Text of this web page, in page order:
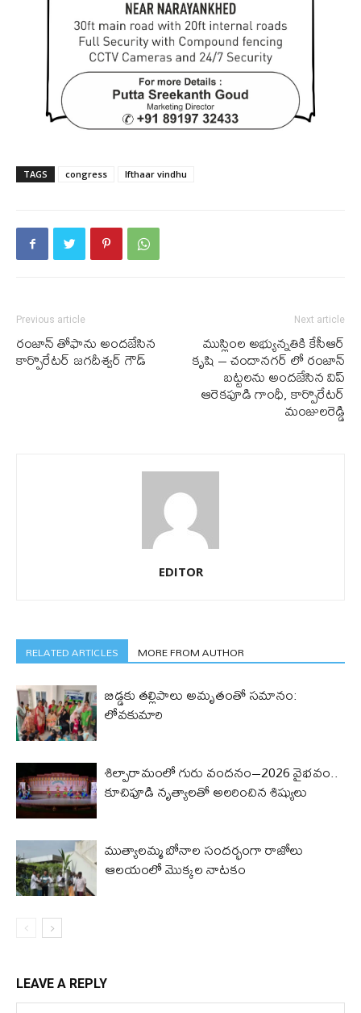
TAGS congress Ifthaar vindhu
Previous article
రంజాన్ తోఫాను అందజేసిన
కార్పొరేటర్ జగదీశ్వర్ గౌడ్
Next article
ముస్లింల అభ్యున్నతికి కేసీఆర్
కృషి – చందానగర్ లో రంజాన్
బట్టలను అందజేసిన విప్
ఆరెకపూడి గాంధీ, కార్పొరేటర్
మంజులరెడ్డి
EDITOR
RELATED ARTICLES MORE FROM AUTHOR
బిడ్డ‌కు త‌ల్లిపాలు అమృతంతో స‌మానం:
లోవ‌కుమారి
శిల్పారామంలో గురు వందనం–2026 వైభవం..
కూచిపూడి నృత్యాలతో అలరించిన శిష్యులు
ముత్యాలమ్మ బోనాల సందర్భంగా రాజోలు
ఆలయంలో మొక్కల నాటకం
LEAVE A REPLY